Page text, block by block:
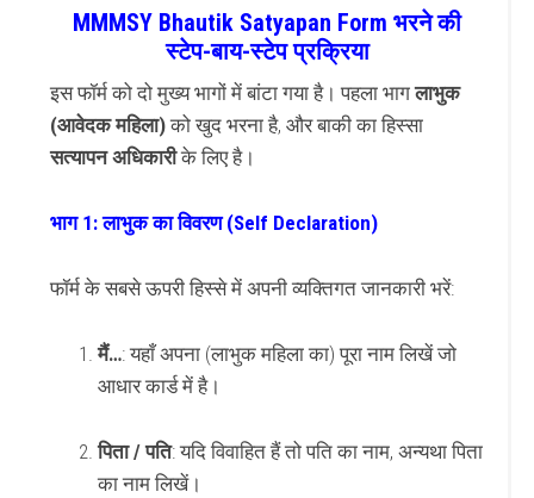
MMMSY Bhautik Satyapan Form भरने की
स्टेप-बाय-स्टेप प्रक्रिया
इस फॉर्म को दो मुख्य भागों में बांटा गया है। पहला भागलाभुक
(आवेदक महिला)को खुद भरना है, और बाकी का हिस्सा
सत्यापन अधिकारीके लिए है।
भाग 1: लाभुक का विवरण (Self Declaration)
फॉर्म के सबसे ऊपरी हिस्से में अपनी व्यक्तिगत जानकारी भरें:
मैं…: यहाँ अपना (लाभुक महिला का) पूरा नाम लिखें जो
आधार कार्ड में है।
पिता / पति: यदि विवाहित हैं तो पति का नाम, अन्यथा पिता
का नाम लिखें।